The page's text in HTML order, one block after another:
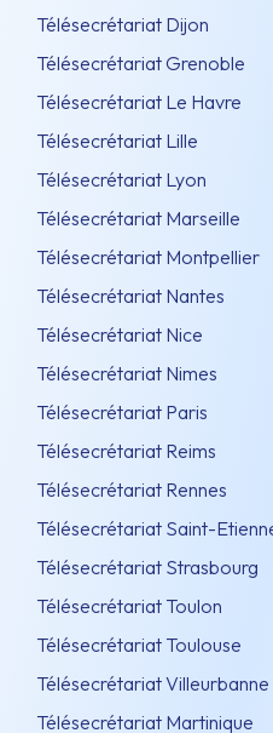
Télésecrétariat Dijon
Télésecrétariat Grenoble
Télésecrétariat Le Havre
Télésecrétariat Lille
Télésecrétariat Lyon
Télésecrétariat Marseille
Télésecrétariat Montpellier
Télésecrétariat Nantes
Télésecrétariat Nice
Télésecrétariat Nimes
Télésecrétariat Paris
Télésecrétariat Reims
Télésecrétariat Rennes
Télésecrétariat Saint-
Télésecrétariat Strasbourg
Télésecrétariat Toulon
Télésecrétariat Toulouse
Télésecrétariat Villeurbanne
Télésecrétariat Martinique